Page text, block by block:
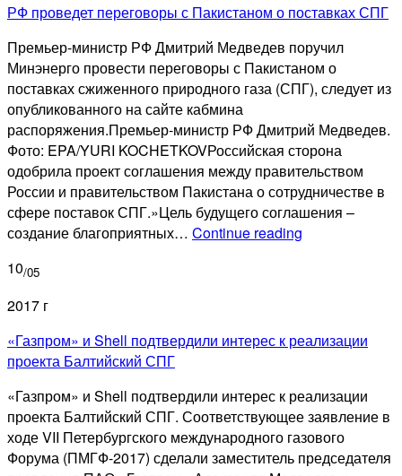
РФ проведет переговоры с Пакистаном о поставках СПГ
Премьер-министр РФ Дмитрий Медведев поручил
Минэнерго провести переговоры с Пакистаном о
поставках сжиженного природного газа (СПГ), следует из
опубликованного на сайте кабмина
распоряжения.Премьер-министр РФ Дмитрий Медведев.
Фото: EPA/YURI KOCHETKOVРоссийская сторона
одобрила проект соглашения между правительством
России и правительством Пакистана о сотрудничестве в
сфере поставок СПГ.»Цель будущего соглашения –
создание благоприятных… Continue reading
о
поставках
10/05
2017 г
«Газпром» и Shell подтвердили интерес к реализации
проекта Балтийский СПГ
«Газпром» и Shell подтвердили интерес к реализации
проекта Балтийский СПГ. Соответствующее заявление в
ходе VII Петербургского международного газового
Форума (ПМГФ-2017) сделали заместитель председателя